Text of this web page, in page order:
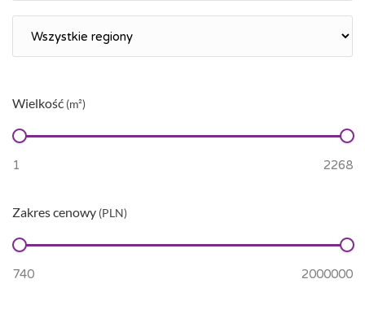
Wielkość (m²)
Zakres cenowy (PLN)